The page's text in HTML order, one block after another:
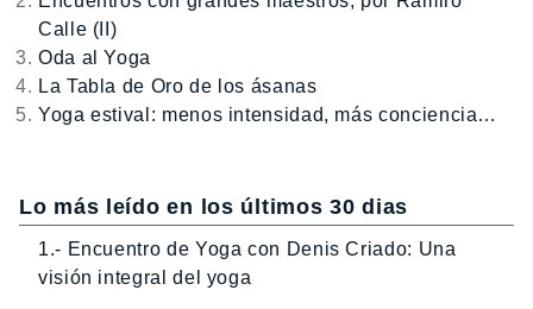
Calle (II)
Oda al Yoga
La Tabla de Oro de los ásanas
Yoga estival: menos intensidad, más conciencia…
Lo más leído en los últimos 30 dias
1.- Encuentro de Yoga con Denis Criado: Una
visión integral del yoga